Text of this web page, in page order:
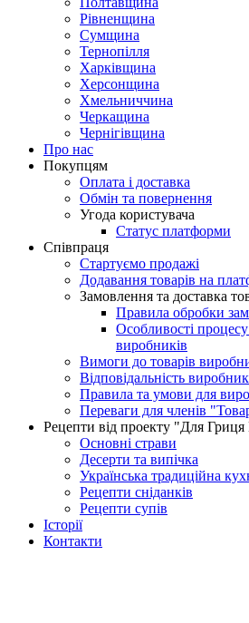
Рівненщина
Сумщина
Тернопілля
Харківщина
Херсонщина
Хмельниччина
Черкащина
Чернігівщина
Про нас
Покупцям
Оплата і доставка
Обмін та повернення
Угода користувача
Статус платформи
Співпраця
Стартуємо продажі
Додавання товарів на
Замовлення та доставка
Правила обробки
Особливості
виробників
Вимоги до товарів
Відповідальність
Правила та умови для
Переваги для членів
Рецепти від проекту "Для
Основні страви
Десерти та випічка
Українська традиційна
Рецепти сніданків
Рецепти супів
Історії
Контакти